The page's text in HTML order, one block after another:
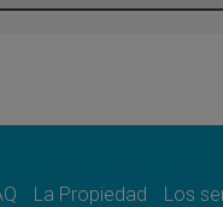
Reanudan los coloquios
La Propiedad Los